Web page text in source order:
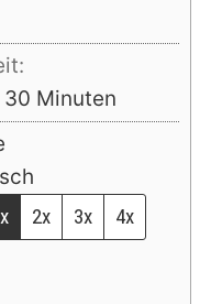
30Minuten
Minuten
2x 3x 4x